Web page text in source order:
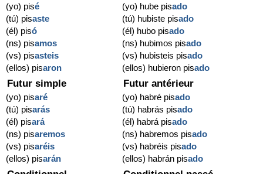
(yo) pisé
(tú) pisaste
(él) pisó
(ns) pisamos
(vs) pisasteis
(ellos) pisaron
(yo) hube pisado
(tú) hubiste pisado
(él) hubo pisado
(ns) hubimos pisado
(vs) hubisteis pisado
(ellos) hubieron pisado
Futur simple
(yo) pisaré
(tú) pisarás
(él) pisará
(ns) pisaremos
(vs) pisaréis
(ellos) pisarán
Futur antérieur
(yo) habré pisado
(tú) habrás pisado
(él) habrá pisado
(ns) habremos pisado
(vs) habréis pisado
(ellos) habrán pisado